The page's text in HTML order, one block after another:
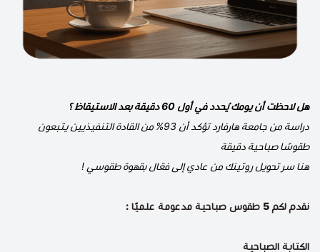
هل لاحظت أن يومك يُحدد في أول 60 دقيقة بعد الاستيقاظ ؟
دراسة من جامعة هارفارد تؤكد أن 93% من القادة التنفيذيين يتبعون
طقوسًا صباحية دقيقة
هنا سر تحويل روتينك من عادي إلى فعّال بقهوة طقوسي !
نقدم لكم 5 طقوس صباحية مدعومة علميًا :
الكتابة الصباحية